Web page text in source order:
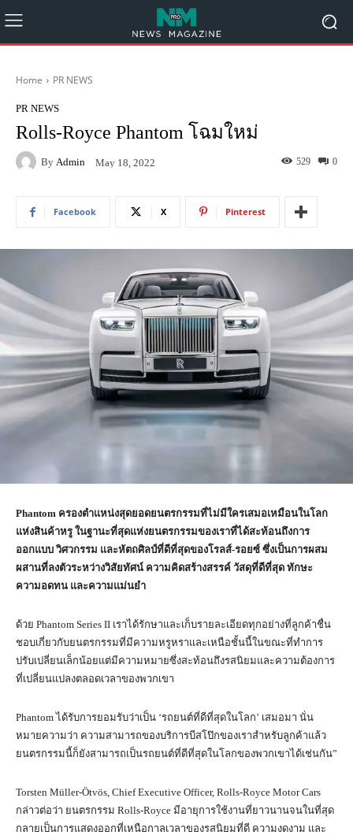
Home PR NEWS
PR NEWS
Rolls-Royce Phantom โฉมใหม่
By Admin May 18, 2022 0
529
Facebook X Pinterest
Phantom ครองตำแหน่งสุดยอดยนตรกรรมที่ไม่มีใครเสมอเหมือนในโลก
แห่งสินค้าหรู ในฐานะที่สุดแห่งยนตรกรรมของเราที่ได้สะท้อนถึงการ
ออกแบบ วิศวกรรม และหัตถศิลป์ที่ดีที่สุดของโรลส์-รอยซ์ ซึ่งเป็นการผสม
ผสานที่ลงตัวระหว่างวิสัยทัศน์ ความคิดสร้างสรรค์ วัสดุที่ดีที่สุด ทักษะ
ความอดทน และความแม่นยำ
ด้วย Phantom Series II เราได้รักษาและเก็บรายละเอียดทุกอย่างที่ลูกค้าชื่น
ชอบเกี่ยวกับยนตรกรรมที่มีความหรูหราและเหนือชั้นนี้ในขณะที่ทำการ
ปรับเปลี่ยนเล็กน้อยแต่มีความหมายซึ่งสะท้อนถึงรสนิยมและความต้องการ
ที่เปลี่ยนแปลงตลอดเวลาของพวกเขา
Phantom ได้รับการยอมรับว่าเป็น ‘รถยนต์ที่ดีที่สุดในโลก’ เสมอมา นั่น
หมายความว่า ความสามารถของบริการบีสโป๊กของเราสำหรับลูกค้าแล้ว
ยนตรกรรมนี้ก็ยังสามารถเป็นรถยนต์ที่ดีที่สุดในโลกของพวกเขาได้เช่นกัน”
Torsten Müller-Ötvös, Chief Executive Officer, Rolls-Royce Motor Cars
กล่าวต่อว่า ยนตรกรรม Rolls-Royce มีอายุการใช้งานที่ยาวนานจนในที่สุด
กลายเป็นการแสดงออกที่เหนือกาลเวลาของรสนิยมที่ดี ความงดงาม และ